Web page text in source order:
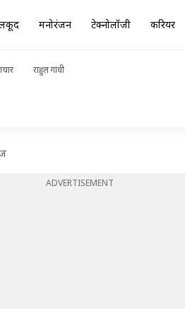
मनोरंजन टेक्नोलॉजी करियर
राहुल गांधी
ADVERTISEMENT